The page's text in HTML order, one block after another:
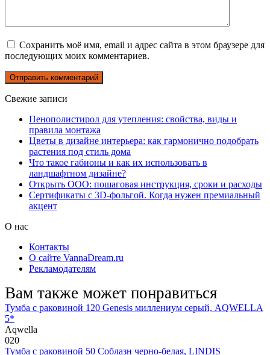
Сохранить моё имя, email и адрес сайта в этом браузере для
последующих моих комментариев.
Свежие записи
Пенополистирол для утепления: свойства, виды и
правила монтажа
Цветы в дизайне интерьера: как гармонично подобрать
растения под стиль дома
Что такое габионы и как их использовать в
ландшафтном дизайне?
Открыть ООО: пошаговая инструкция, сроки и расходы
Сертификаты с 3D-фольгой. Когда нужен премиальный
акцент
О нас
Контакты
О сайте VannaDream.ru
Рекламодателям
Вам также может понравиться
Тумба с раковиной 120 Genesis миллениум серый, AQWELLA
5*
Aqwella
020
Тумба с раковиной 50 Соблазн черно-белая, LINDIS